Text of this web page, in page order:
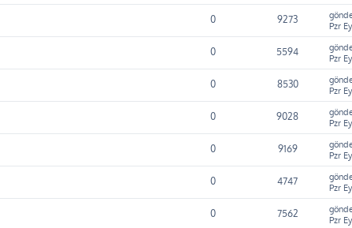
0 9273
Pzr
0 5594
Pzr
0 8530
Pzr
0 9028
Pzr
0 9169
Pzr
0 4747
Pzr
0 7562
Pzr